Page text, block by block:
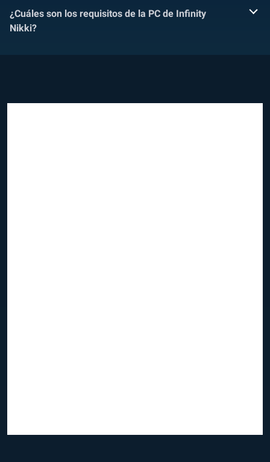
¿Cuáles son los requisitos de la PC de Infinity
Nikki?